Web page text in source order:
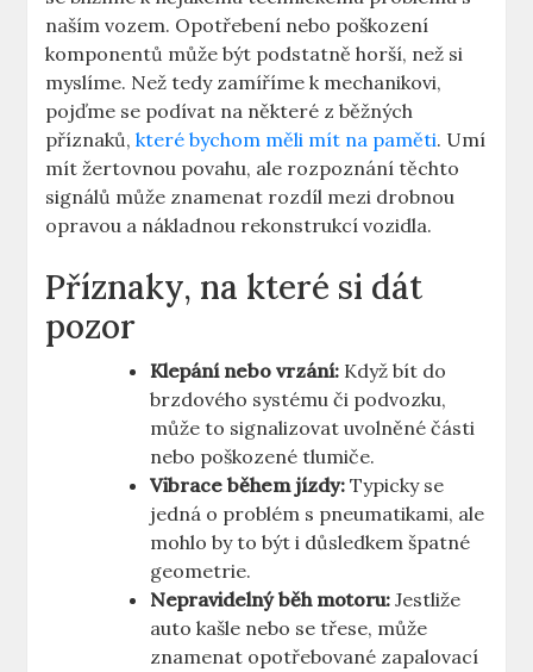
naším vozem. Opotřebení nebo poškození
komponentů může být podstatně horší, než si
myslíme. Než tedy zamíříme k mechanikovi,
pojďme se podívat na některé z běžných
příznaků,které bychom měli mít na paměti. Umí
mít žertovnou povahu, ale rozpoznání těchto
signálů může znamenat rozdíl mezi drobnou
opravou a nákladnou rekonstrukcí vozidla.
Příznaky, na které si dát
pozor
Klepání nebo vrzání: Když bít do
brzdového systému či podvozku,
může to signalizovat uvolněné části
nebo poškozené tlumiče.
Vibrace během jízdy: Typicky se
jedná o problém s pneumatikami, ale
mohlo by to být i důsledkem špatné
geometrie.
Nepravidelný běh motoru: Jestliže
auto kašle nebo se třese, může
znamenat opotřebované zapalovací